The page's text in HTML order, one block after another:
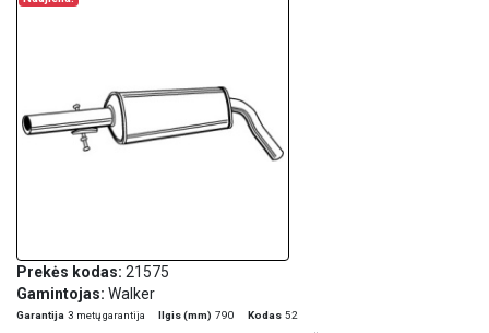
Prekės kodas: 21575
Gamintojas: Walker
Garantija 3 metų garantija Ilgis (mm) 790 Kodas 52